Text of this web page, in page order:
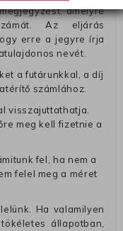
amelyre
Az eljárás
erre a jegyre írja
nevét.
a futárunkkal, a díj
számlához.
visszajuttathatja.
meg kell fizetnie a
fel, ha nem a
felel meg a méret
Ha valamilyen
állapotban,